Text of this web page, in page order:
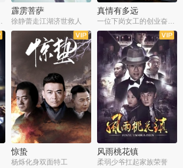
阴谋
霹雳菩萨
徐静蕾走江湖济世救人
真情有多远
一位下岗女工的创业奋斗史
全39集
惊蛰
杨烁化身双面特工
全36集
风雨桃花镇
柔弱少爷扛起家族荣誉